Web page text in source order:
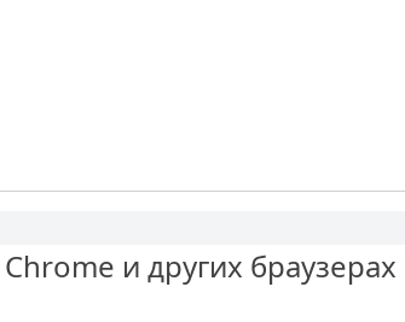
и других браузерах